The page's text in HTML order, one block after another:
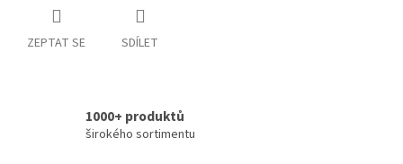
ZEPTAT SE SDÍLET
1000+ produktů
širokého sortimentu